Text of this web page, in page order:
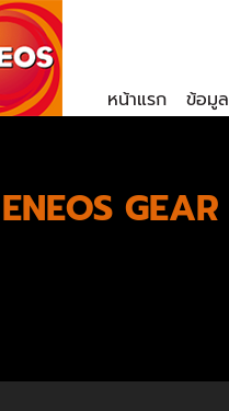
หน้าแรก ข้อมู
ENEOS